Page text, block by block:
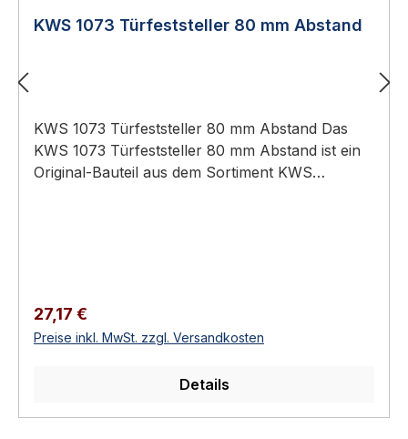
KWS 1073 Türfeststeller 80 mm Abstand
KWS 1073 Türfeststeller 80 mm Abstand Das
KWS 1073 Türfeststeller 80 mm Abstand ist ein
Original-Bauteil aus dem Sortiment KWS
Türschließer-tauglich Erhältlich in 3
Ausführungen KWS 1073 Türfeststeller 80 mm
Abstand Beim Öffnen der Tür wird der
geführt und arretiert die Tür im definierten
Öffnungswinkel. Gelöst wird die Arretierung
Regulärer Preis:
27,17 €
Preise inkl. MwSt. zzgl. Versandkosten
Details